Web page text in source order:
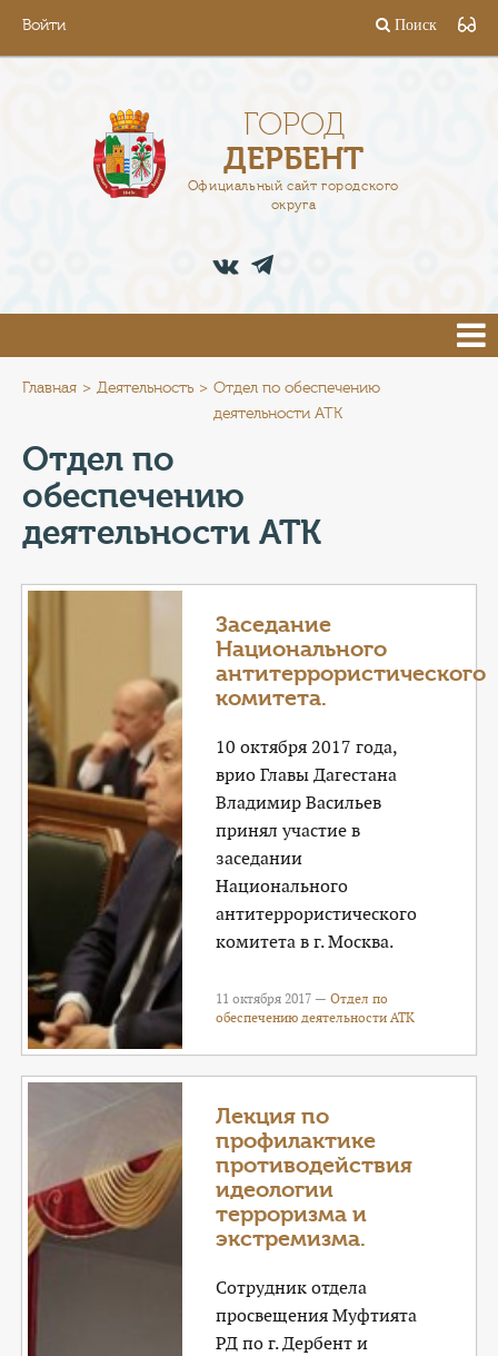
Войти Поиск
ГОРОД
ДЕРБЕНТ
Официальный сайт городского
округа
АДМИНИСТРАЦИЯ
ПРЕСС-ЦЕНТР
ТУРИСТАМ
КОНТАКТЫ
ТАРИФЫ
ГЕРОИ Z
КАТАЛОГ УСЛУГ
СЛУЖБА ПО КОНТРАКТУ
Главная Деятельность
Отдел по обеспечению
деятельности АТК
Отдел по
обеспечению
деятельности АТК
Заседание
Национального
антитеррористического
комитета.
10 октября 2017 года,
врио Главы Дагестана
Владимир Васильев
принял участие в
заседании
Национального
антитеррористического
комитета в г. Москва.
11 октября 2017 —Отдел по
обеспечению деятельности АТК
Лекция по
профилактике
противодействия
идеологии
терроризма и
экстремизма.
Сотрудник отдела
просвещения Муфтията
РД по г. Дербент и